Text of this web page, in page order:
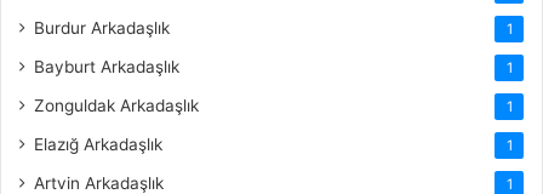
Burdur Arkadaşlık 1
Bayburt Arkadaşlık 1
Zonguldak Arkadaşlık 1
Elazığ Arkadaşlık 1
Artvin Arkadaşlık 1